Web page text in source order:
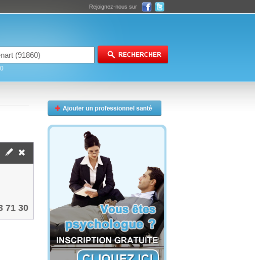
Rejoignez-nous sur
71 30